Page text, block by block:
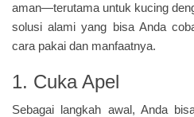
aman—terutama untuk kucing
solusi alami yang bisa Anda
cara pakai dan manfaatnya.
1. Cuka Apel
Sebagai langkah awal, Anda